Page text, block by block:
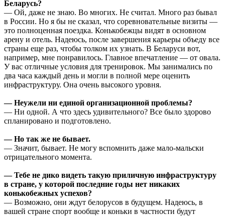
Беларусь?
— Ой, даже не знаю. Во многих. Не считал. Много раз бывал
в России. Но я бы не сказал, что соревновательные визиты —
это полноценная поездка. Конькобежцы видят в основном
арену и отель. Надеюсь, после завершения карьеры объеду все
страны еще раз, чтобы толком их узнать. В Беларуси вот,
например, мне понравилось. Главное впечатление — от овала.
У вас отличные условия для тренировок. Мы занимались по
два часа каждый день и могли в полной мере оценить
инфраструктуру. Она очень высокого уровня.
— Неужели ни единой организационной проблемы?
— Ни одной. А что здесь удивительного? Все было здорово
спланировано и подготовлено.
— Но так же не бывает.
— Значит, бывает. Не могу вспомнить даже мало-мальски
отрицательного момента.
— Тебе не дико видеть такую приличную инфраструктуру
в стране, у которой последние годы нет никаких
конькобежных успехов?
— Возможно, они ждут белорусов в будущем. Надеюсь, в
вашей стране спорт вообще и коньки в частности будут